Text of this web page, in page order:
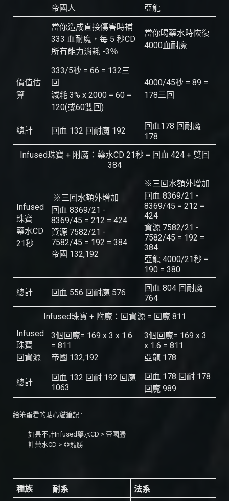
帝國人
亞龍
當你造成直接傷害時補
333 血耐魔，每 5 秒CD
所有能力消耗 -3％
當你喝藥水時恢復
4000血耐魔
價值估
算
333/5秒 = 66 = 132三
回
減耗 3% x 2000 = 60 =
120(或60雙回)
4000/45秒 = 89 =
178三回
總計 回血 132 回耐魔 192
回血178 回耐魔
178
Infused珠寶 + 附魔：藥水CD 21秒 = 回血 424 + 雙回
384
Infused
珠寶
藥水CD
21秒
※三回水額外增加
回血 8369/21 -
8369/45 = 212 = 424
資源 7582/21 -
7582/45 = 192 = 384
帝國 132,192
※三回水額外增加
回血 8369/21 -
8369/45 = 212 =
424
資源 7582/21 -
7582/45 = 192 =
384
亞龍 4000/21秒 =
190 = 380
總計 回血 556 回耐魔 576
回血 804 回耐魔
764
Infused珠寶 + 附魔：回資源 = 回魔 811
Infused
珠寶
回資源
3個回魔= 169 x 3 x 1.6
= 811
帝國 132,192
3個回魔= 169 x 3
x 1.6 = 811
亞龍 178
總計
回血 132 回耐 192 回魔
1063
回血 178 回耐 178
回魔 989
給笨蛋看的貼心貓筆記 :
如果不計Infused藥水CD > 帝國勝
計藥水CD > 亞龍勝
種族 耐系 法系